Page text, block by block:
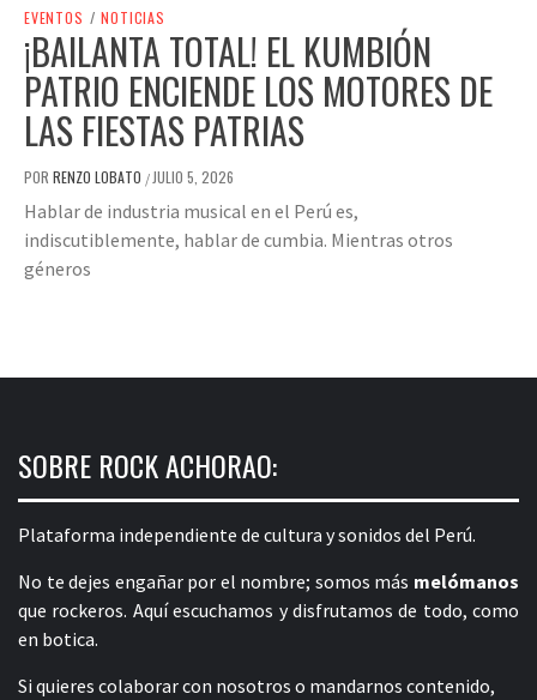
EVENTOS / NOTICIAS
¡BAILANTA TOTAL! EL KUMBIÓN
PATRIO ENCIENDE LOS MOTORES DE
LAS FIESTAS PATRIAS
POR RENZO LOBATO /JULIO 5, 2026
Hablar de industria musical en el Perú es,
indiscutiblemente, hablar de cumbia. Mientras otros
géneros
SOBRE ROCK ACHORAO:
Plataforma independiente de cultura y sonidos del Perú.
No te dejes engañar por el nombre; somos más melómanos
que rockeros. Aquí escuchamos y disfrutamos de todo, como
en botica.
Si quieres colaborar con nosotros o mandarnos contenido,